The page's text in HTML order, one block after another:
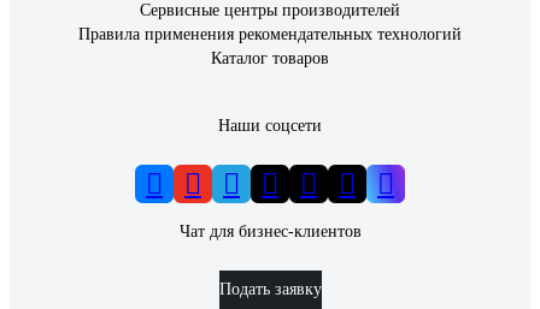
Сервисные центры производителей
Правила применения рекомендательных технологий
Каталог товаров
Наши соцсети
Чат для бизнес-клиентов
Подать заявку